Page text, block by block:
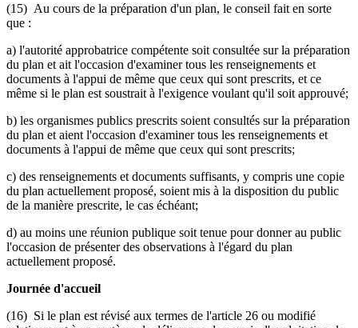
(15) Au cours de la préparation d'un plan, le conseil fait en sorte
que :
a) l'autorité approbatrice compétente soit consultée sur la préparation
du plan et ait l'occasion d'examiner tous les renseignements et
documents à l'appui de même que ceux qui sont prescrits, et ce
même si le plan est soustrait à l'exigence voulant qu'il soit approuvé;
b) les organismes publics prescrits soient consultés sur la préparation
du plan et aient l'occasion d'examiner tous les renseignements et
documents à l'appui de même que ceux qui sont prescrits;
c) des renseignements et documents suffisants, y compris une copie
du plan actuellement proposé, soient mis à la disposition du public
de la manière prescrite, le cas échéant;
d) au moins une réunion publique soit tenue pour donner au public
l'occasion de présenter des observations à l'égard du plan
actuellement proposé.
Journée d'accueil
(16) Si le plan est révisé aux termes de l'article 26 ou modifié